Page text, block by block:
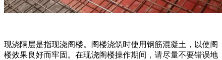
现浇隔层是指现浇阁楼。阁楼浇筑时使用钢筋混凝土，以使阁
楼效果良好而牢固。在现浇阁楼操作期间，请尽量不要错误地